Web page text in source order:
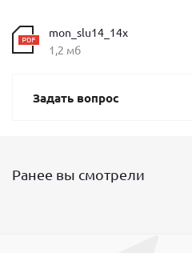
mon_slu14_14x
1,2 мб
Задать вопрос
Ранее вы смотрели